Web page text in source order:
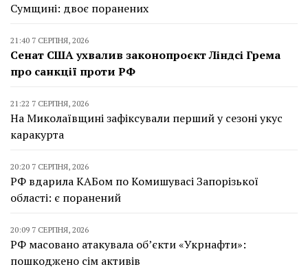
Сумщині: двоє поранених
21:40 7 СЕРПНЯ, 2026
Сенат США ухвалив законопроєкт Ліндсі Грема
про санкції проти РФ
21:22 7 СЕРПНЯ, 2026
На Миколаївщині зафіксували перший у сезоні укус
каракурта
20:20 7 СЕРПНЯ, 2026
РФ вдарила КАБом по Комишувасі Запорізької
області: є поранений
20:09 7 СЕРПНЯ, 2026
РФ масовано атакувала об’єкти «Укрнафти»:
пошкоджено сім активів